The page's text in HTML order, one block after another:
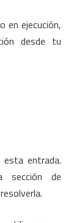
en ejecución,
desde tu
entrada.
sección de